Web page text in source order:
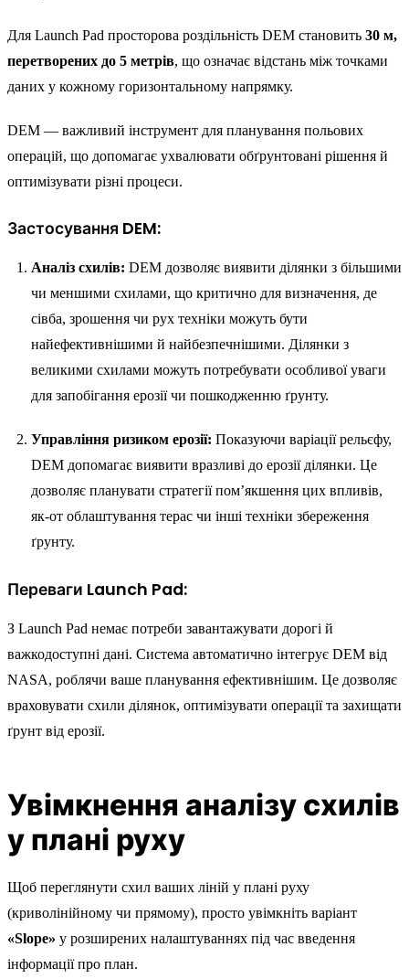
Для Launch Pad просторова роздільність DEM становить 30 м,
перетворених до 5 метрів, що означає відстань між точками
даних у кожному горизонтальному напрямку.
DEM — важливий інструмент для планування польових
операцій, що допомагає ухвалювати обґрунтовані рішення й
оптимізувати різні процеси.
Застосування DEM:
Аналіз схилів: DEM дозволяє виявити ділянки з більшими
чи меншими схилами, що критично для визначення, де
сівба, зрошення чи рух техніки можуть бути
найефективнішими й найбезпечнішими. Ділянки з
великими схилами можуть потребувати особливої уваги
для запобігання ерозії чи пошкодженню ґрунту.
Управління ризиком ерозії: Показуючи варіації рельєфу,
DEM допомагає виявити вразливі до ерозії ділянки. Це
дозволяє планувати стратегії пом’якшення цих впливів,
як-от облаштування терас чи інші техніки збереження
ґрунту.
Переваги Launch Pad:
З Launch Pad немає потреби завантажувати дорогі й
важкодоступні дані. Система автоматично інтегрує DEM від
NASA, роблячи ваше планування ефективнішим. Це дозволяє
враховувати схили ділянок, оптимізувати операції та захищати
ґрунт від ерозії.
Увімкнення аналізу схилів
у плані руху
Щоб переглянути схил ваших ліній у плані руху
(криволінійному чи прямому), просто увімкніть варіант
«Slope» у розширених налаштуваннях під час введення
інформації про план.